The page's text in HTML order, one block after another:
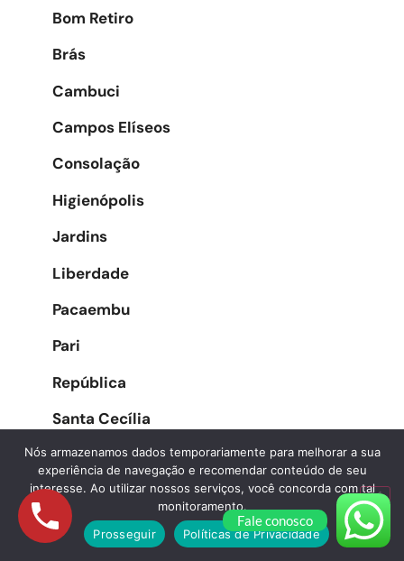
Bom Retiro
Brás
Cambuci
Campos Elíseos
Consolação
Higienópolis
Jardins
Liberdade
Pacaembu
Pari
República
Santa Cecília
Santa Efigênia
Sé
Vila Buarque
Fale conosco
Nós armazenamos dados temporariamente para melhorar a sua
experiência de navegação e recomendar conteúdo de seu
interesse. Ao utilizar nossos serviços, você concorda com tal
monitoramento.
Prosseguir
Políticas de Privacidade